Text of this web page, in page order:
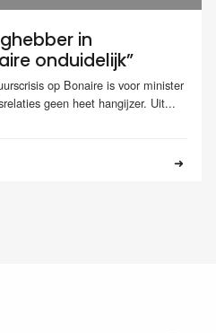
in
onduidelijk”
op Bonaire is voor minister
geen heet hangijzer. Uit...